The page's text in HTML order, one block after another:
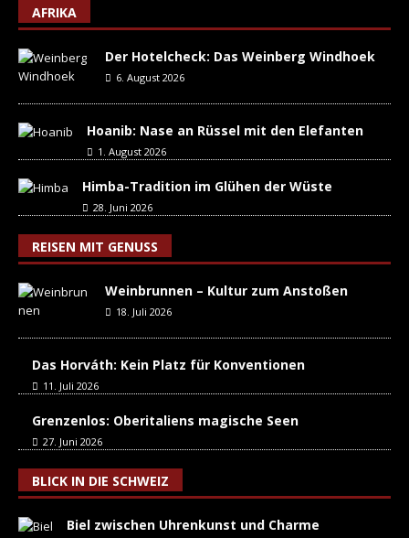
AFRIKA
Der Hotelcheck: Das Weinberg Windhoek
6. August 2026
Hoanib: Nase an Rüssel mit den Elefanten
1. August 2026
Himba-Tradition im Glühen der Wüste
28. Juni 2026
REISEN MIT GENUSS
Weinbrunnen – Kultur zum Anstoßen
18. Juli 2026
Das Horváth: Kein Platz für Konventionen
11. Juli 2026
Grenzenlos: Oberitaliens magische Seen
27. Juni 2026
BLICK IN DIE SCHWEIZ
Biel zwischen Uhrenkunst und Charme